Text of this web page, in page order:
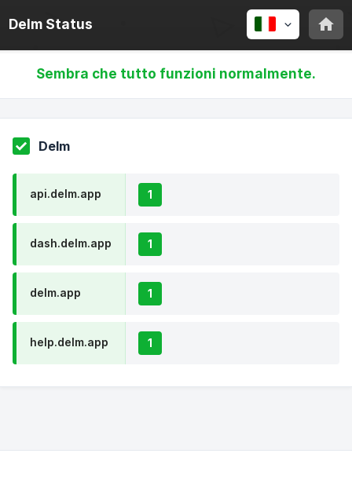
Delm Status
Sembra che tutto funzioni normalmente.
Delm
api.delm.app 1
dash.delm.app 1
delm.app 1
help.delm.app 1